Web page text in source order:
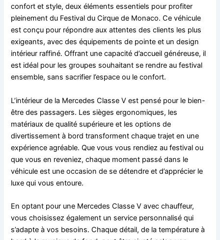
confort et style, deux éléments essentiels pour profiter
pleinement du Festival du Cirque de Monaco. Ce véhicule
est conçu pour répondre aux attentes des clients les plus
exigeants, avec des équipements de pointe et un design
intérieur raffiné. Offrant une capacité d’accueil généreuse, il
est idéal pour les groupes souhaitant se rendre au festival
ensemble, sans sacrifier l’espace ou le confort.
L’intérieur de la Mercedes Classe V est pensé pour le bien-
être des passagers. Les sièges ergonomiques, les
matériaux de qualité supérieure et les options de
divertissement à bord transforment chaque trajet en une
expérience agréable. Que vous vous rendiez au festival ou
que vous en reveniez, chaque moment passé dans le
véhicule est une occasion de se détendre et d’apprécier le
luxe qui vous entoure.
En optant pour une Mercedes Classe V avec chauffeur,
vous choisissez également un service personnalisé qui
s’adapte à vos besoins. Chaque détail, de la température à